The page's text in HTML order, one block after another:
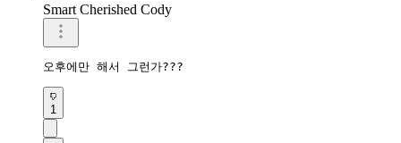
Smart Cherished Cody
오후에만 해서 그런가???
1